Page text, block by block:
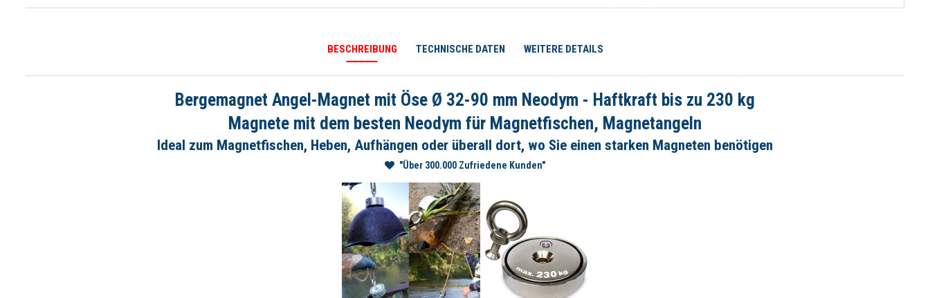
BESCHREIBUNG TECHNISCHE DATEN WEITERE DETAILS
Bergemagnet Angel-Magnet mit Öse Ø 32-90 mm Neodym - Haftkraft bis zu 230 kg
Magnete mit dem besten Neodym für Magnetfischen, Magnetangeln
Ideal zum Magnetfischen, Heben, Aufhängen oder überall dort, wo Sie einen starken Magneten benötigen
"Über 300.000 Zufriedene Kunden"